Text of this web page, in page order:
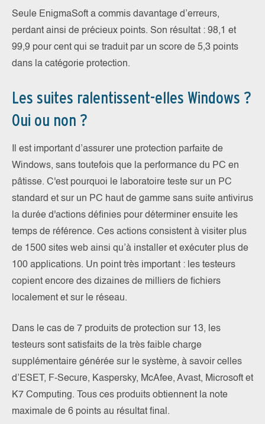
Seule EnigmaSoft a commis davantage d’erreurs,
perdant ainsi de précieux points. Son résultat : 98,1 et
99,9 pour cent qui se traduit par un score de 5,3 points
dans la catégorie protection.
Les suites ralentissent-elles Windows ?
Oui ou non ?
Il est important d’assurer une protection parfaite de
Windows, sans toutefois que la performance du PC en
pâtisse. C'est pourquoi le laboratoire teste sur un PC
standard et sur un PC haut de gamme sans suite antivirus
la durée d'actions définies pour déterminer ensuite les
temps de référence. Ces actions consistent à visiter plus
de 1500 sites web ainsi qu’à installer et exécuter plus de
100 applications. Un point très important : les testeurs
copient encore des dizaines de milliers de fichiers
localement et sur le réseau.
Dans le cas de 7 produits de protection sur 13, les
testeurs sont satisfaits de la très faible charge
supplémentaire générée sur le système, à savoir celles
d’ESET, F-Secure, Kaspersky, McAfee, Avast, Microsoft et
K7 Computing. Tous ces produits obtiennent la note
maximale de 6 points au résultat final.